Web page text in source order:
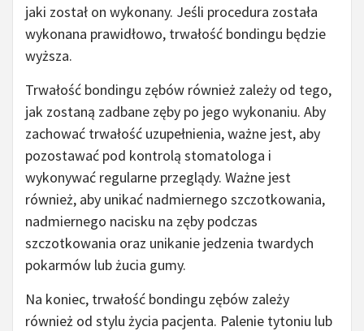
jaki został on wykonany. Jeśli procedura została
wykonana prawidłowo, trwałość bondingu będzie
wyższa.
Trwałość bondingu zębów również zależy od tego,
jak zostaną zadbane zęby po jego wykonaniu. Aby
zachować trwałość uzupełnienia, ważne jest, aby
pozostawać pod kontrolą stomatologa i
wykonywać regularne przeglądy. Ważne jest
również, aby unikać nadmiernego szczotkowania,
nadmiernego nacisku na zęby podczas
szczotkowania oraz unikanie jedzenia twardych
pokarmów lub żucia gumy.
Na koniec, trwałość bondingu zębów zależy
również od stylu życia pacjenta. Palenie tytoniu lub